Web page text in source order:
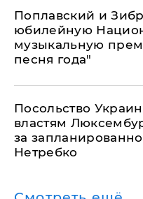
Поплавский и
юбилейную
музыкальную
песня года"
Посольство
властям
за
Нетребко